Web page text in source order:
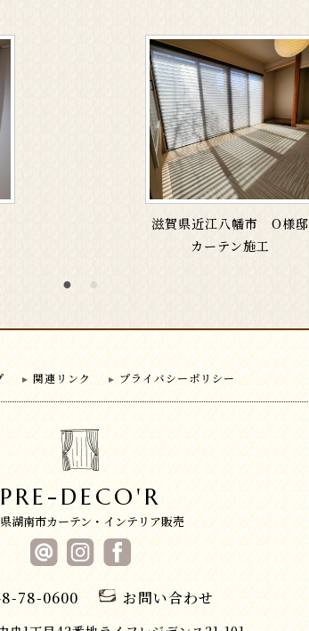
滋賀県近江八幡市 O様邸
カーテン施工
関連リンク プライバシーポリシー
PRE-DECO'R
湖南市カーテン・インテリア販売
78-0600 お問い合わせ